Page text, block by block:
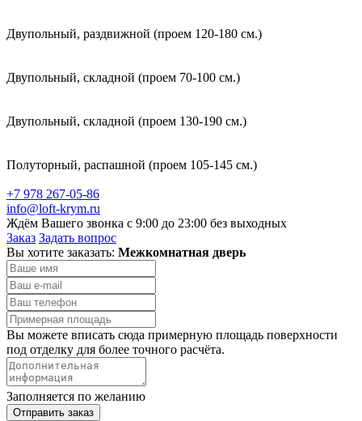
Двупольный, раздвижной (проем 120-180 см.)
Двупольный, складной (проем 70-100 см.)
Двупольный, складной (проем 130-190 см.)
Полуторный, распашной (проем 105-145 см.)
+7 978 267-05-86
info@loft-krym.ru
Ждём Вашего звонка с 9:00 до 23:00 без выходных
Заказ Задать вопрос
Вы хотите заказать: Межкомнатная дверь
Вы можете вписать сюда примерную площадь поверхности
под отделку для более точного расчёта.
Заполняется по желанию
Отправить заказ